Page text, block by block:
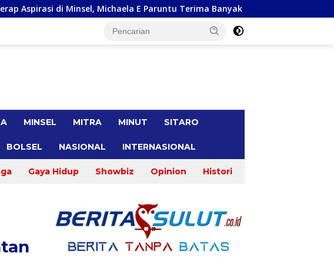
E Paruntu Terima Banyak Keluhan Masyarakat
MINSEL MITRA MINUT SITARO
BOLSEL NASIONAL INTERNASIONAL
Gaya Hidup Showbiz Opinion Histori